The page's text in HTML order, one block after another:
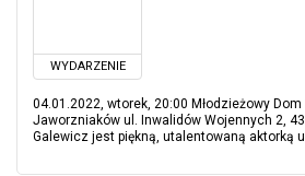
WYDARZENIE
04.01.2022, wtorek, 20:00 Młodzieżowy Dom
Jaworzniaków ul. Inwalidów Wojennych 2,
Galewicz jest piękną, utalentowaną aktorką